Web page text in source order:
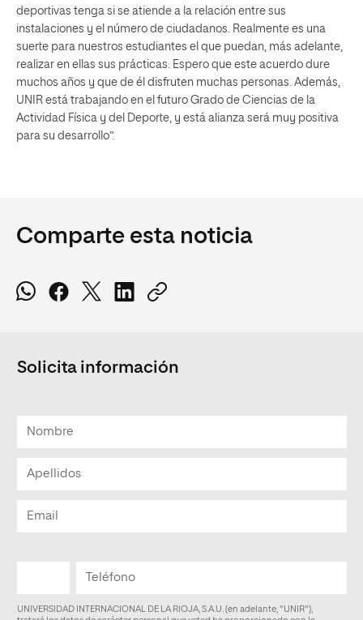
deportivas tenga si se atiende a la relación entre sus
instalaciones y el número de ciudadanos. Realmente es una
suerte para nuestros estudiantes el que puedan, más adelante,
realizar en ellas sus prácticas. Espero que este acuerdo dure
muchos años y que de él disfruten muchas personas. Además,
UNIR está trabajando en el futuro Grado de Ciencias de la
Actividad Física y del Deporte, y está alianza será muy positiva
para su desarrollo”.
Comparte esta noticia
Solicita información